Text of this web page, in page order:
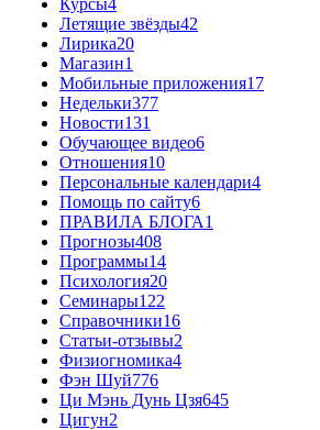
Летящие звёзды42
Лирика20
Магазин1
Мобильные приложения17
Недельки377
Новости131
Обучающее видео6
Отношения10
Персональные календари4
Помощь по сайту6
ПРАВИЛА БЛОГА1
Прогнозы408
Программы14
Психология20
Семинары122
Справочники16
Статьи-отзывы2
Физиогномика4
Фэн Шуй776
Ци Мэнь Дунь Цзя645
Цигун2